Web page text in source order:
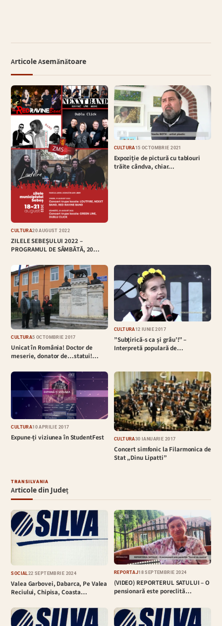
Articole Asemănătoare
CULTURĂ20 AUGUST 2022
ZILELE SEBEȘULUI 2022 –
PROGRAMUL DE SÂMBĂTĂ, 20…
CULTURĂ15 OCTOMBRIE 2021
Expoziție de pictură cu tablouri
trăite cândva, chiar…
CULTURĂ5 OCTOMBRIE 2017
Unicat în România! Doctor de
meserie, donator de…statui!…
CULTURĂ12 IUNIE 2017
”Subţirică-s ca și grâu’!” –
Interpretă populară de…
CULTURĂ10 APRILIE 2017
Expune-ți viziunea în StudentFest CULTURĂ30 IANUARIE 2017
Concert simfonic la Filarmonica de
Stat „Dinu Lipatti”
TRANSILVANIA
Articole din Județ
SOCIAL 22 SEPTEMBRIE 2024
Valea Garbovei, Dabarca, Pe Valea
Reciului, Chipisa, Coasta…
REPORTAJ18 SEPTEMBRIE 2024
(VIDEO) REPORTERUL SATULUI – O
pensionară este poreclită…